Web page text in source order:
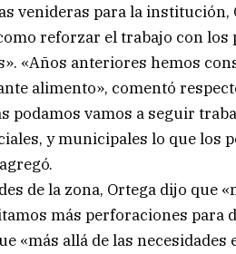
venideras para la
reforzar el trabajo con
«Años anteriores hemos
alimento», comentó
podamos vamos a seguir
y municipales lo que los
de la zona, Ortega dijo que
más perforaciones
«más allá de las